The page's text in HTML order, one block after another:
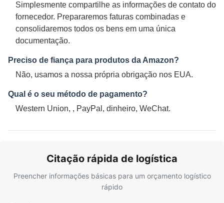
Simplesmente compartilhe as informações de contato do
fornecedor. Prepararemos faturas combinadas e
consolidaremos todos os bens em uma única
documentação.
Preciso de fiança para produtos da Amazon?
Não, usamos a nossa própria obrigação nos EUA.
Qual é o seu método de pagamento?
Western Union, , PayPal, dinheiro, WeChat.
Citação rápida de logística
Preencher informações básicas para um orçamento logístico
rápido